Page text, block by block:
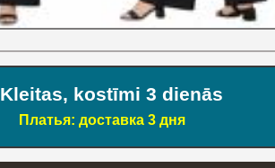
Kleitas, kostīmi 3 dienās
Платья: доставка 3 дня